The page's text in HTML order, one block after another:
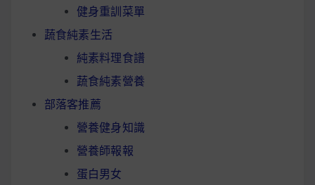
健身重訓菜單
蔬食純素生活
純素料理食譜
蔬食純素營養
部落客推薦
營養健身知識
營養師報報
蛋白男女